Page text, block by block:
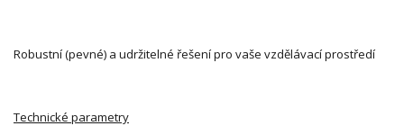
Robustní (pevné) a udržitelné řešení pro vaše vzdělávací prostředí
Technické parametry